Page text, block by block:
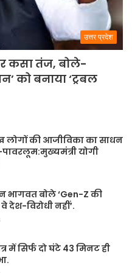
उत्तर प्रदेश
कसा तंज, बोले-
को बनाया ‘ट्रबल
लोगों की आजीविका का साधन
योगी
भागवत बोले ‘Gen-Z की
देश-विरोधी नहीं’.
में सिर्फ दो घंटे 43 मिनट ही